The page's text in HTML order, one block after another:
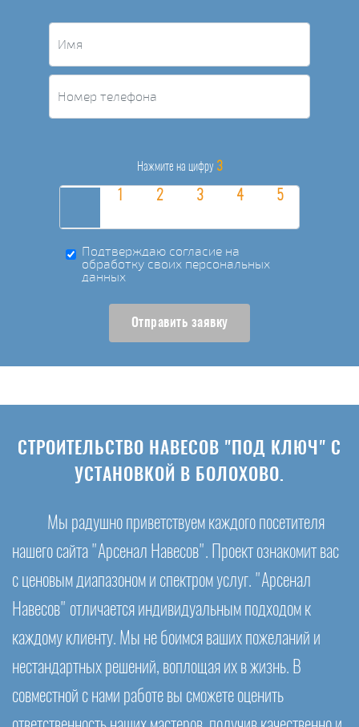
Нажмите на цифру 3
Подтверждаю согласие на
обработку своих персональных
данных
Отправить заявку
СТРОИТЕЛЬСТВО НАВЕСОВ "ПОД КЛЮЧ" С
УСТАНОВКОЙ В БОЛОХОВО.
Мы радушно приветствуем каждого посетителя
нашего сайта "Арсенал Навесов". Проект ознакомит вас
с ценовым диапазоном и спектром услуг. "Арсенал
Навесов" отличается индивидуальным подходом к
каждому клиенту. Мы не боимся ваших пожеланий и
нестандартных решений, воплощая их в жизнь. В
совместной с нами работе вы сможете оценить